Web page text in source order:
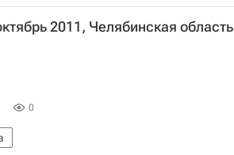
2011, Челябинская область
0